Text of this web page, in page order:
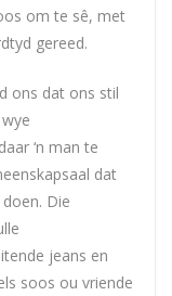
om te sê, met
gereed.
ons dat ons stil
‘n man te
dat
Die
jeans en
soos ou vriende